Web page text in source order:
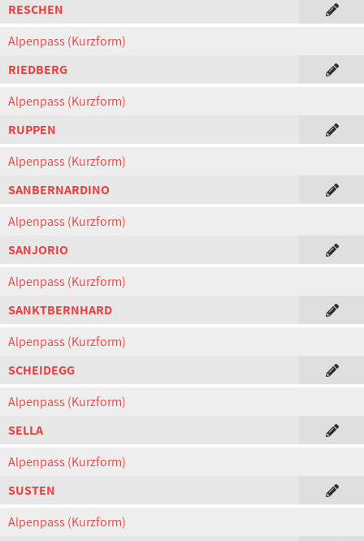
RESCHEN
Alpenpass (Kurzform)
RIEDBERG
Alpenpass (Kurzform)
RUPPEN
Alpenpass (Kurzform)
SANBERNARDINO
Alpenpass (Kurzform)
SANJORIO
Alpenpass (Kurzform)
SANKTBERNHARD
Alpenpass (Kurzform)
SCHEIDEGG
Alpenpass (Kurzform)
SELLA
Alpenpass (Kurzform)
SUSTEN
Alpenpass (Kurzform)